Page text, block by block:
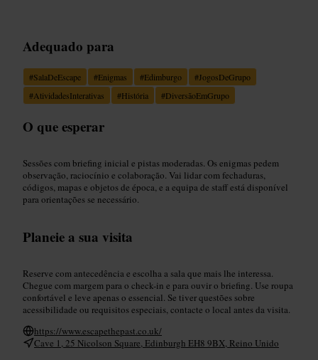
Adequado para
#SalaDeEscape #Enigmas #Edimburgo #JogosDeGrupo
#AtividadesInterativas #História #DiversãoEmGrupo
O que esperar
Sessões com briefing inicial e pistas moderadas. Os enigmas pedem
observação, raciocínio e colaboração. Vai lidar com fechaduras,
códigos, mapas e objetos de época, e a equipa de staff está disponível
para orientações se necessário.
Planeie a sua visita
Reserve com antecedência e escolha a sala que mais lhe interessa.
Chegue com margem para o check-in e para ouvir o briefing. Use roupa
confortável e leve apenas o essencial. Se tiver questões sobre
acessibilidade ou requisitos especiais, contacte o local antes da visita.
https://www.escapethepast.co.uk/
Cave 1, 25 Nicolson Square, Edinburgh EH8 9BX, Reino Unido